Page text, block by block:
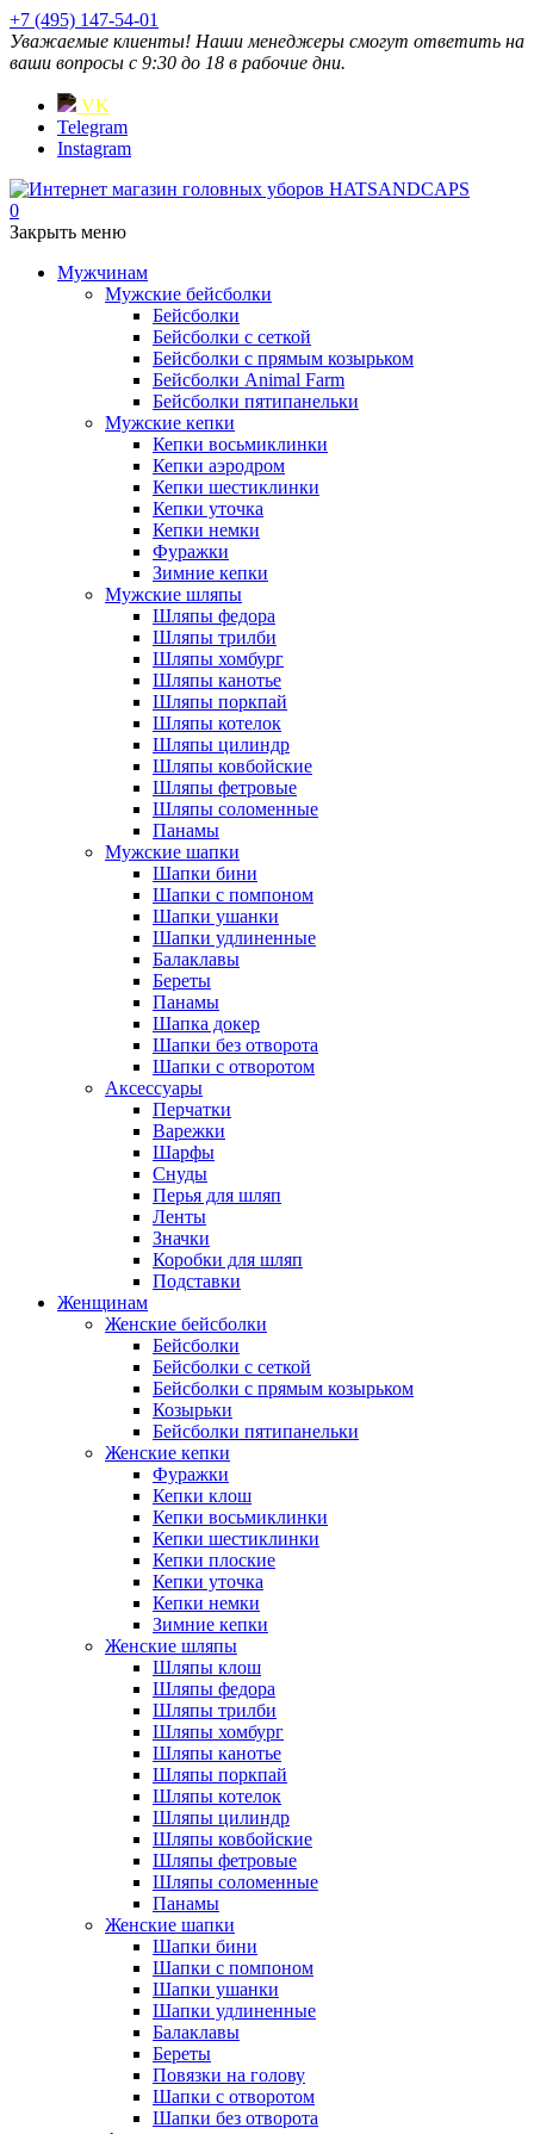
+7 (495) 147-54-01
Уважаемые клиенты! Наши менеджеры смогут ответить на
ваши вопросы с 9:30 до 18 в рабочие дни.
VK
Telegram
Instagram
0
Закрыть меню
Мужчинам
Мужские бейсболки
Бейсболки
Бейсболки с сеткой
Бейсболки с прямым козырьком
Бейсболки Animal Farm
Бейсболки пятипанельки
Мужские кепки
Кепки восьмиклинки
Кепки аэродром
Кепки шестиклинки
Кепки уточка
Кепки немки
Фуражки
Зимние кепки
Мужские шляпы
Шляпы федора
Шляпы трилби
Шляпы хомбург
Шляпы канотье
Шляпы поркпай
Шляпы котелок
Шляпы цилиндр
Шляпы ковбойские
Шляпы фетровые
Шляпы соломенные
Панамы
Мужские шапки
Шапки бини
Шапки с помпоном
Шапки ушанки
Шапки удлиненные
Балаклавы
Береты
Панамы
Шапка докер
Шапки без отворота
Шапки с отворотом
Аксессуары
Перчатки
Варежки
Шарфы
Снуды
Перья для шляп
Ленты
Значки
Коробки для шляп
Подставки
Женщинам
Женские бейсболки
Бейсболки
Бейсболки с сеткой
Бейсболки с прямым козырьком
Козырьки
Бейсболки пятипанельки
Женские кепки
Фуражки
Кепки клош
Кепки восьмиклинки
Кепки шестиклинки
Кепки плоские
Кепки уточка
Кепки немки
Зимние кепки
Женские шляпы
Шляпы клош
Шляпы федора
Шляпы трилби
Шляпы хомбург
Шляпы канотье
Шляпы поркпай
Шляпы котелок
Шляпы цилиндр
Шляпы ковбойские
Шляпы фетровые
Шляпы соломенные
Панамы
Женские шапки
Шапки бини
Шапки с помпоном
Шапки ушанки
Шапки удлиненные
Балаклавы
Береты
Повязки на голову
Шапки с отворотом
Шапки без отворота